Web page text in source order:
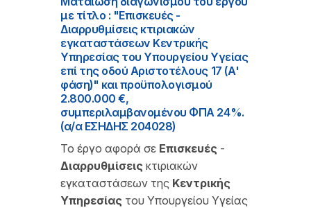
με τίτλο : "Επισκευές -
Διαρρυθμίσεις κτιριακών
εγκαταστάσεων Κεντρικής
Υπηρεσίας του Υπουργείου Υγείας
επί της οδού Αριστοτέλους 17 (Α'
φάση)" και προϋπολογισμού
2.800.000 €,
συμπεριλαμβανομένου ΦΠΑ 24%.
(α/α ΕΣΗΔΗΣ 204028)
Το έργο αφορά σε Επισκευές -
Διαρρυθμίσεις κτιριακών
εγκαταστάσεων της Κεντρικής
Υπηρεσίας του Υπουργείου Υγείας